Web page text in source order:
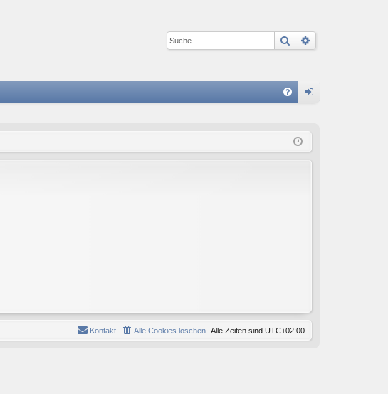
Suche
m
Alle Zeiten sind UTC+02:00
Alle Cookies löschen
Kontakt